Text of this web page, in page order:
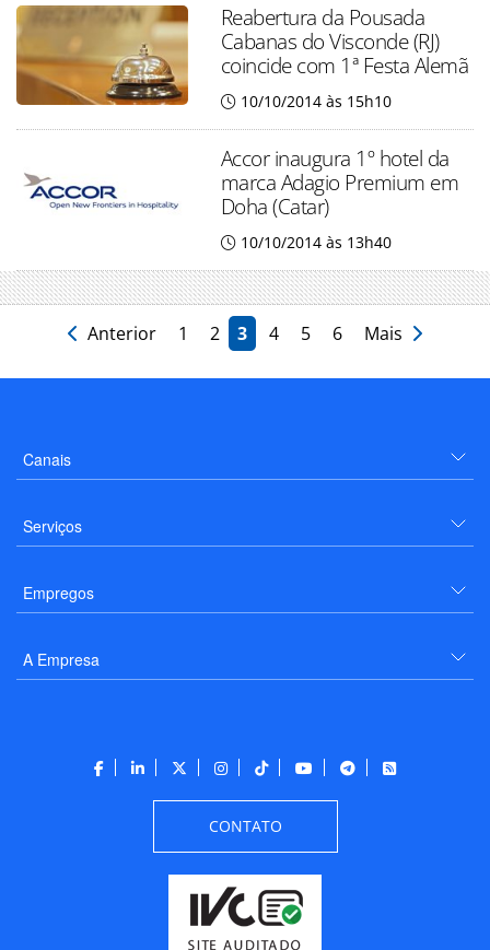
Reabertura da Pousada
Cabanas do Visconde (RJ)
coincide com 1ª Festa Alemã
10/10/2014 às 15h10
Accor inaugura 1º hotel da
marca Adagio Premium em
Doha (Catar)
10/10/2014 às 13h40
Anterior 1 2 3 4 5 6 Mais
Canais
Serviços
Empregos
A Empresa
CONTATO